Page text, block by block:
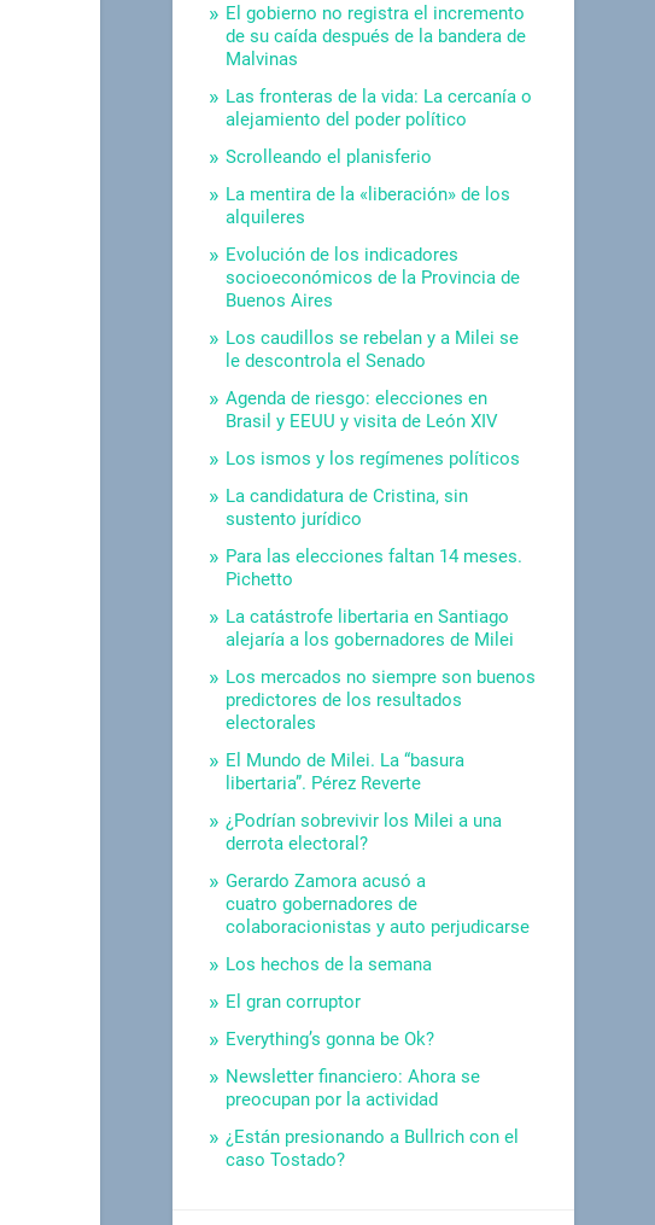
El gobierno no registra el incremento
de su caída después de la bandera de
Malvinas
Las fronteras de la vida: La cercanía o
alejamiento del poder político
Scrolleando el planisferio
La mentira de la «liberación» de los
alquileres
Evolución de los indicadores
socioeconómicos de la Provincia de
Buenos Aires
Los caudillos se rebelan y a Milei se
le descontrola el Senado
Agenda de riesgo: elecciones en
Brasil y EEUU y visita de León XIV
Los ismos y los regímenes políticos
La candidatura de Cristina, sin
sustento jurídico
Para las elecciones faltan 14 meses.
Pichetto
La catástrofe libertaria en Santiago
alejaría a los gobernadores de Milei
Los mercados no siempre son buenos
predictores de los resultados
electorales
El Mundo de Milei. La “basura
libertaria”. Pérez Reverte
¿Podrían sobrevivir los Milei a una
derrota electoral?
Gerardo Zamora acusó a
cuatro gobernadores de
colaboracionistas y auto perjudicarse
Los hechos de la semana
El gran corruptor
Everything’s gonna be Ok?
Newsletter financiero: Ahora se
preocupan por la actividad
¿Están presionando a Bullrich con el
caso Tostado?